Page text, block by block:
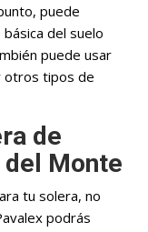
puede
del suelo
puede usar
otros tipos de
de
del Monte
tu solera, no
podrás